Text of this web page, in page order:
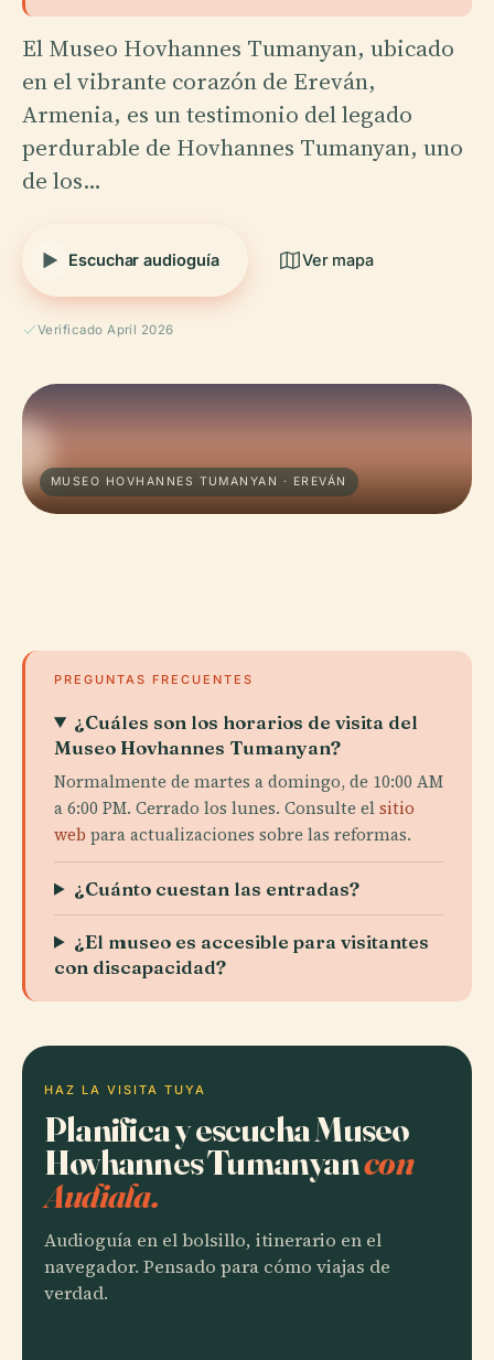
El Museo Hovhannes Tumanyan, ubicado
en el vibrante corazón de Ereván,
Armenia, es un testimonio del legado
perdurable de Hovhannes Tumanyan, uno
de los…
Escuchar audioguía Ver mapa
Verificado April 2026
MUSEO HOVHANNES TUMANYAN · EREVÁN
PREGUNTAS FRECUENTES
¿Cuáles son los horarios de visita del
Museo Hovhannes Tumanyan?
Normalmente de martes a domingo, de 10:00 AM
a 6:00 PM. Cerrado los lunes. Consulte elsitio
web para actualizaciones sobre las reformas.
¿Cuánto cuestan las entradas?
¿El museo es accesible para visitantes
con discapacidad?
HAZ LA VISITA TUYA
Planifica y escucha Museo
Hovhannes Tumanyancon
Audiala.
Audioguía en el bolsillo, itinerario en el
navegador. Pensado para cómo viajas de
verdad.